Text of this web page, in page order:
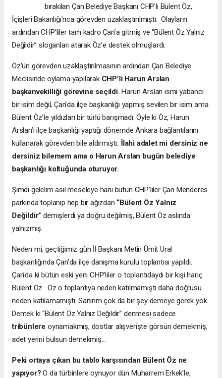
bırakılan Çan Belediye Başkanı CHP'li Bülent Öz,
İçişleri Bakanlığı'nca görevden uzaklaştırılmıştı. Olayların
ardından CHP’liler tam kadro Çan’a gitmiş ve “Bülent Öz Yalnız
Değildir” sloganları atarak Öz’e destek olmuşlardı.
Öz’ün görevden uzaklaştırılmasının ardından Çan Belediye
Meclisinde oylama yapılarak CHP’li Harun Arslan
başkanvekilliği görevine seçildi. Harun Arslan ismi yabancı
bir isim değil, Çan’da ilçe başkanlığı yapmış sevilen bir isim ama
Bülent Öz’le yıldızları bir türlü barışmadı. Öyle ki Öz, Harun
Arslan’ı ilçe başkanlığı yaptığı dönemde Ankara bağlantılarını
kullanarak görevden bile aldırmıştı. İlahi adalet mi dersiniz ne
dersiniz bilemem ama o Harun Arslan bugün belediye
başkanlığı koltuğunda oturuyor.
Şimdi gelelim asıl meseleye hani bütün CHP’liler Çan Menderes
parkında toplanıp hep bir ağızdan “Bülent Öz Yalnız
Değildir”demişlerdi ya doğru değilmiş, Bülent Öz aslında
yalnızmış.
Neden mi, geçtiğimiz gün İl Başkanı Metin Ümit Ural
başkanlığında Çan’da ilçe danışma kurulu toplantısı yapıldı.
Çan’da ki bütün eski yeni CHP’liler o toplantıdaydı bir kişi hariç
Bülent Öz. Öz o toplantıya neden katılmamıştı daha doğrusu
neden katılamamıştı. Sanırım çok da bir şey demeye gerek yok.
Demek ki “Bülent Öz Yalnız Değildir” denmesi sadece
tribünlere oynamakmış, dostlar alışverişte görsün demekmiş,
adet yerini bulsun demekmiş…
Peki ortaya çıkan bu tablo karşısından Bülent Öz ne
yapıyor?O da türbinlere oynuyor dün Muharrem Erkek’le,